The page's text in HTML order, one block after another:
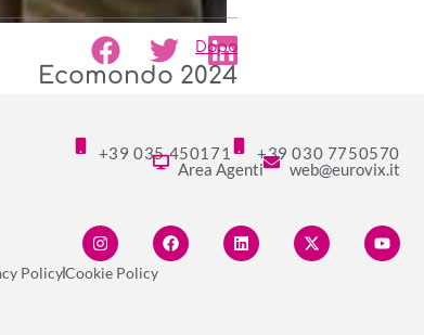
Dopo
Ecomondo 2024
+39 035 450171
+39 030 7750570
Area Agenti
web@eurovix.it
PolicyCookie Policy